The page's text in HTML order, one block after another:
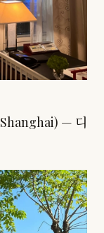
— 디